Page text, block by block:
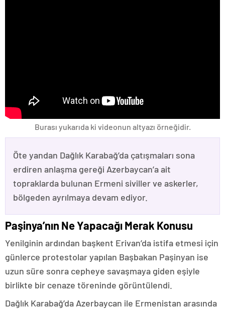
Burası yukarıda ki videonun altyazı örneğidir.
Öte yandan Dağlık Karabağ’da çatışmaları sona
erdiren anlaşma gereği Azerbaycan’a ait
topraklarda bulunan Ermeni siviller ve askerler,
bölgeden ayrılmaya devam ediyor.
Paşinya’nın Ne Yapacağı Merak Konusu
Yenilginin ardından başkent Erivan’da istifa etmesi için
günlerce protestolar yapılan Başbakan Paşinyan ise
uzun süre sonra cepheye savaşmaya giden eşiyle
birlikte bir cenaze töreninde görüntülendi.
Dağlık Karabağ’da Azerbaycan ile Ermenistan arasında